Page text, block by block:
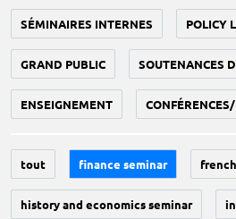
SÉMINAIRES INTERNES POLICY
GRAND PUBLIC SOUTENANCES
ENSEIGNEMENT
tout finance seminar
history and economics seminar